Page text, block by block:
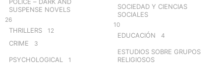
SUSPENSE NOVELS
26
THRILLERS 12
CRIME 3
PSYCHOLOGICAL 1
SOCIEDAD Y CIENCIAS
SOCIALES
10
EDUCACIÓN 4
ESTUDIOS SOBRE GRUPOS
RELIGIOSOS